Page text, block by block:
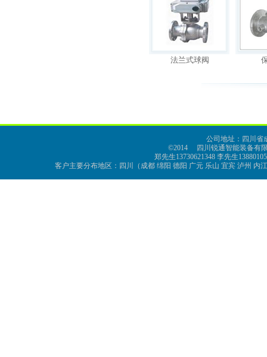
法兰式球阀
公司地址：四川省
©2014 四川锐通智能装备有
郑先生13730621348 李先生
客户主要分布地区：四川（成都 绵阳 德阳 广元 乐山 宜宾 泸州 内